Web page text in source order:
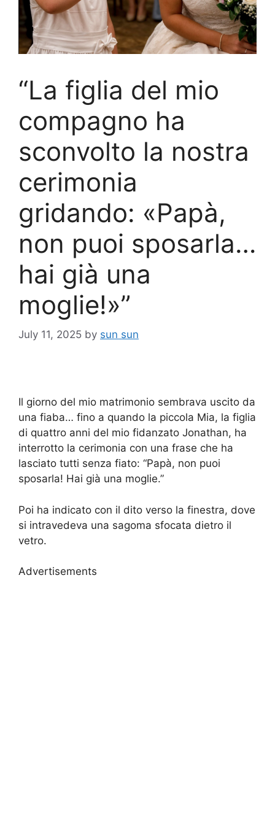
“La figlia del mio
compagno ha
sconvolto la nostra
cerimonia
gridando: «Papà,
non puoi sposarla…
hai già una
moglie!»”
July 11, 2025 by sun sun
Il giorno del mio matrimonio sembrava uscito da
una fiaba… fino a quando la piccola Mia, la figlia
di quattro anni del mio fidanzato Jonathan, ha
interrotto la cerimonia con una frase che ha
lasciato tutti senza fiato: “Papà, non puoi
sposarla! Hai già una moglie.”
Poi ha indicato con il dito verso la finestra, dove
si intravedeva una sagoma sfocata dietro il
vetro.
Advertisements